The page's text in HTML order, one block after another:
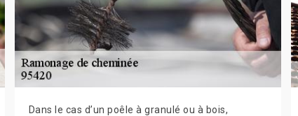
Dans le cas d’un poêle à granulé ou à bois,